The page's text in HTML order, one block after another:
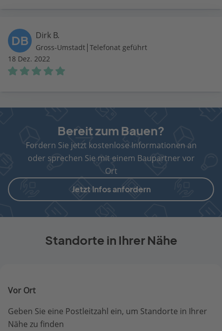
DB Dirk B.
Gross-Umstadt | Telefonat geführt
18 Dez. 2022
Bereit zum Bauen?
Fordern Sie jetzt kostenlose Informationen an
oder sprechen Sie mit einem Baupartner vor
Ort
Jetzt Infos anfordern
Standorte in Ihrer Nähe
Vor Ort
Geben Sie eine Postleitzahl ein, um Standorte in Ihrer
Nähe zu finden